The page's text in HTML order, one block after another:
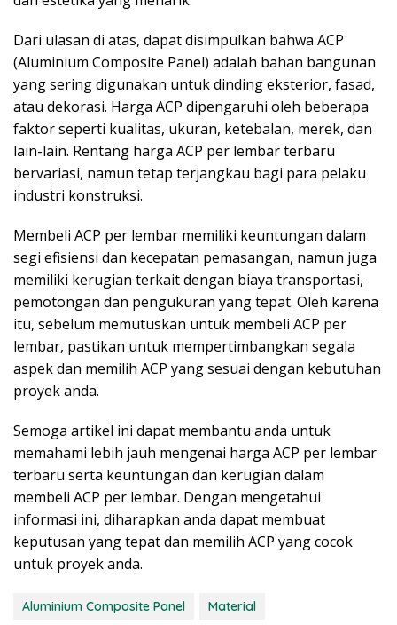
Dari ulasan di atas, dapat disimpulkan bahwa ACP
(Aluminium Composite Panel) adalah bahan bangunan
yang sering digunakan untuk dinding eksterior, fasad,
atau dekorasi. Harga ACP dipengaruhi oleh beberapa
faktor seperti kualitas, ukuran, ketebalan, merek, dan
lain-lain. Rentang harga ACP per lembar terbaru
bervariasi, namun tetap terjangkau bagi para pelaku
industri konstruksi.
Membeli ACP per lembar memiliki keuntungan dalam
segi efisiensi dan kecepatan pemasangan, namun juga
memiliki kerugian terkait dengan biaya transportasi,
pemotongan dan pengukuran yang tepat. Oleh karena
itu, sebelum memutuskan untuk membeli ACP per
lembar, pastikan untuk mempertimbangkan segala
aspek dan memilih ACP yang sesuai dengan kebutuhan
proyek anda.
Semoga artikel ini dapat membantu anda untuk
memahami lebih jauh mengenai harga ACP per lembar
terbaru serta keuntungan dan kerugian dalam
membeli ACP per lembar. Dengan mengetahui
informasi ini, diharapkan anda dapat membuat
keputusan yang tepat dan memilih ACP yang cocok
untuk proyek anda.
Aluminium Composite Panel Material